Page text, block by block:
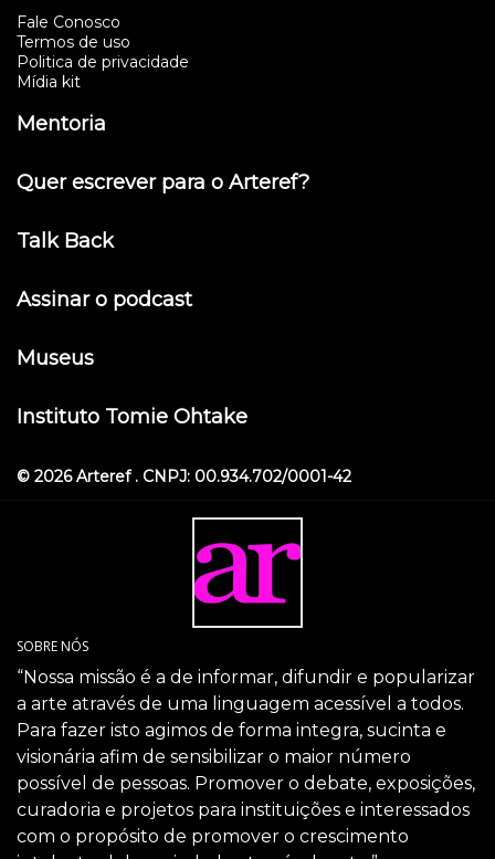
Fale Conosco
Termos de uso
Politica de privacidade
Mídia kit
Mentoria
Quer escrever para o Arteref?
Talk Back
Assinar o podcast
Museus
Instituto Tomie Ohtake
© 2026 Arteref . CNPJ: 00.934.702/0001-42
SOBRE NÓS
“Nossa missão é a de informar, difundir e popularizar
a arte através de uma linguagem acessível a todos.
Para fazer isto agimos de forma integra, sucinta e
visionária afim de sensibilizar o maior número
possível de pessoas. Promover o debate, exposições,
curadoria e projetos para instituições e interessados
com o propósito de promover o crescimento